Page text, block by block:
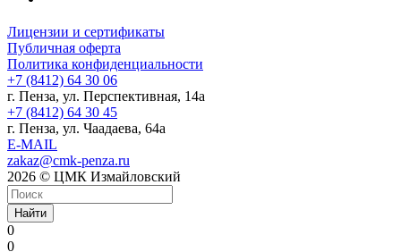
Лицензии и сертификаты
Публичная оферта
Политика конфиденциальности
+7 (8412) 64 30 06
г. Пенза, ул. Перспективная, 14а
+7 (8412) 64 30 45
г. Пенза, ул. Чаадаева, 64а
E-MAIL
zakaz@cmk-penza.ru
2026 © ЦМК Измайловский
Найти
0
0